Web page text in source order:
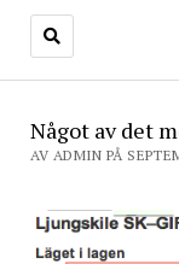
Något av det
AV ADMIN PÅ